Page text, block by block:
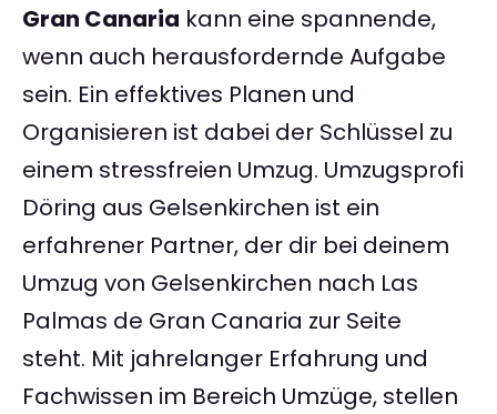
Gran Canaria kann eine spannende,
wenn auch herausfordernde Aufgabe
sein. Ein effektives Planen und
Organisieren ist dabei der Schlüssel zu
einem stressfreien Umzug. Umzugsprofi
Döring aus Gelsenkirchen ist ein
erfahrener Partner, der dir bei deinem
Umzug von Gelsenkirchen nach Las
Palmas de Gran Canaria zur Seite
steht. Mit jahrelanger Erfahrung und
Fachwissen im Bereich Umzüge, stellen